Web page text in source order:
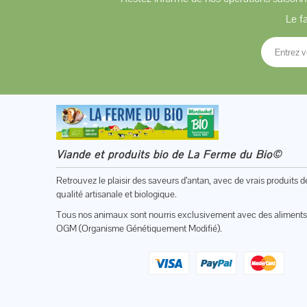
Le
Viande et produits bio de La Ferme du Bio©
Retrouvez le plaisir des saveurs d’antan, avec de vrais produits
qualité artisanale et biologique.
Tous nos animaux sont nourris exclusivement avec des
OGM (Organisme Génétiquement Modifié).